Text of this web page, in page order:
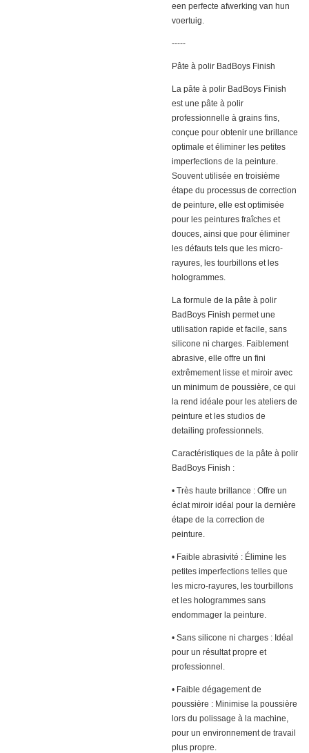
een perfecte afwerking van hun
voertuig.
-----
Pâte à polir BadBoys Finish
La pâte à polir BadBoys Finish
est une pâte à polir
professionnelle à grains fins,
conçue pour obtenir une brillance
optimale et éliminer les petites
imperfections de la peinture.
Souvent utilisée en troisième
étape du processus de correction
de peinture, elle est optimisée
pour les peintures fraîches et
douces, ainsi que pour éliminer
les défauts tels que les micro-
rayures, les tourbillons et les
hologrammes.
La formule de la pâte à polir
BadBoys Finish permet une
utilisation rapide et facile, sans
silicone ni charges. Faiblement
abrasive, elle offre un fini
extrêmement lisse et miroir avec
un minimum de poussière, ce qui
la rend idéale pour les ateliers de
peinture et les studios de
detailing professionnels.
Caractéristiques de la pâte à polir
BadBoys Finish :
• Très haute brillance : Offre un
éclat miroir idéal pour la dernière
étape de la correction de
peinture.
• Faible abrasivité : Élimine les
petites imperfections telles que
les micro-rayures, les tourbillons
et les hologrammes sans
endommager la peinture.
• Sans silicone ni charges : Idéal
pour un résultat propre et
professionnel.
• Faible dégagement de
poussière : Minimise la poussière
lors du polissage à la machine,
pour un environnement de travail
plus propre.